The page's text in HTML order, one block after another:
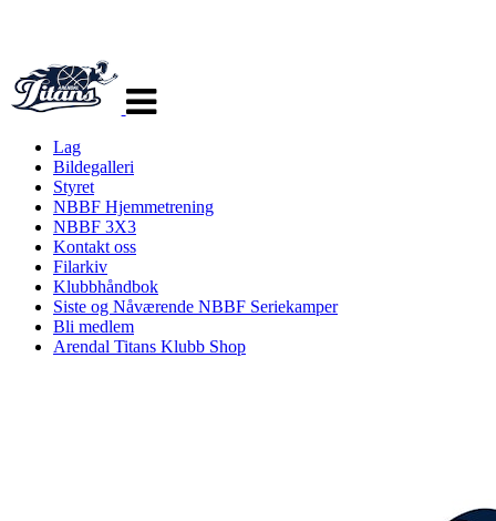
navigasjon
Lag
Bildegalleri
Styret
NBBF Hjemmetrening
NBBF 3X3
Kontakt oss
Filarkiv
Klubbhåndbok
Siste og Nåværende NBBF Seriekamper
Bli medlem
Arendal Titans Klubb Shop